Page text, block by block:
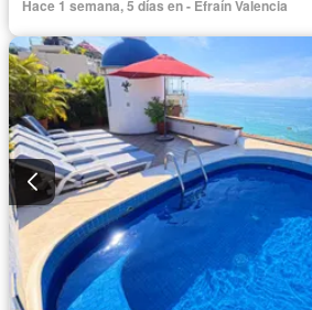
Estacionamiento
Gimnasio Jacuzzi
Recámara con closet
Azotea
Vista panorámica
Wifi Sin amueblar
Hace 1 semana, 5 días en - Efraín Valencia